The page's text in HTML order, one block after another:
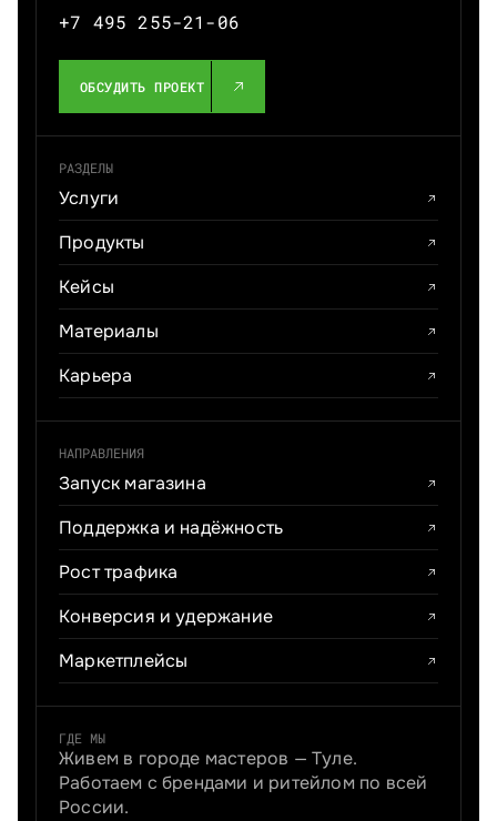
+7 495 255-21-06
ОБСУДИТЬ ПРОЕКТ
РАЗДЕЛЫ
Услуги
Продукты
Кейсы
Материалы
Карьера
НАПРАВЛЕНИЯ
Запуск магазина
Поддержка и надёжность
Рост трафика
Конверсия и удержание
Маркетплейсы
ГДЕ МЫ
Живем в городе мастеров — Туле.
Работаем с брендами и ритейлом по всей
России.